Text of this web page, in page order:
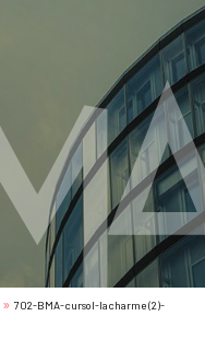
» 702-BMA-cursol-lacharme (2)-